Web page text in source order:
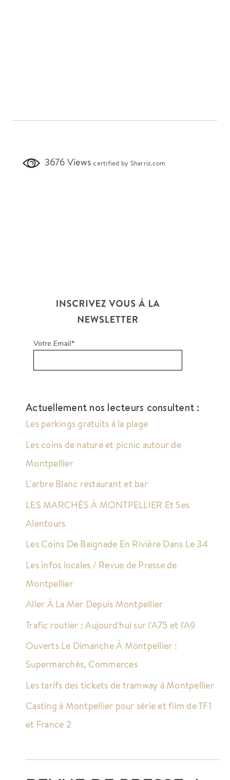
3676 Viewscertified by Sharriz.com
Actuellement nos lecteurs consultent :
Les parkings gratuits à la plage
Les coins de nature et picnic autour de
Montpellier
L'arbre Blanc restaurant et bar
LES MARCHÉS À MONTPELLIER Et Ses
Alentours
Les Coins De Baignade En Rivière Dans Le 34
Les infos locales / Revue de Presse de
Montpellier
Aller À La Mer Depuis Montpellier
Trafic routier : Aujourd'hui sur l'A75 et l'A9
Ouverts Le Dimanche À Montpellier :
Supermarchés, Commerces
Les tarifs des tickets de tramway à Montpellier
Casting à Montpellier pour série et film de TF1
et France 2